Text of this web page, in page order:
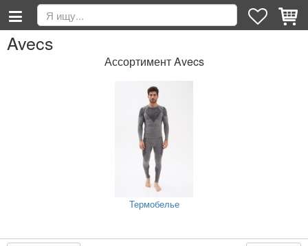
Avecs
Ассортимент Avecs
Термобелье